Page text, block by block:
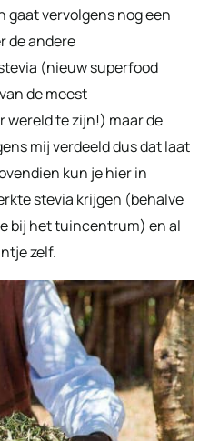
gaat vervolgens nog een
de andere
(nieuw superfood
de meest
te zijn!) maar de
mij verdeeld dus dat laat
kun je hier in
stevia krijgen (behalve
bij het tuincentrum) en al
zelf.